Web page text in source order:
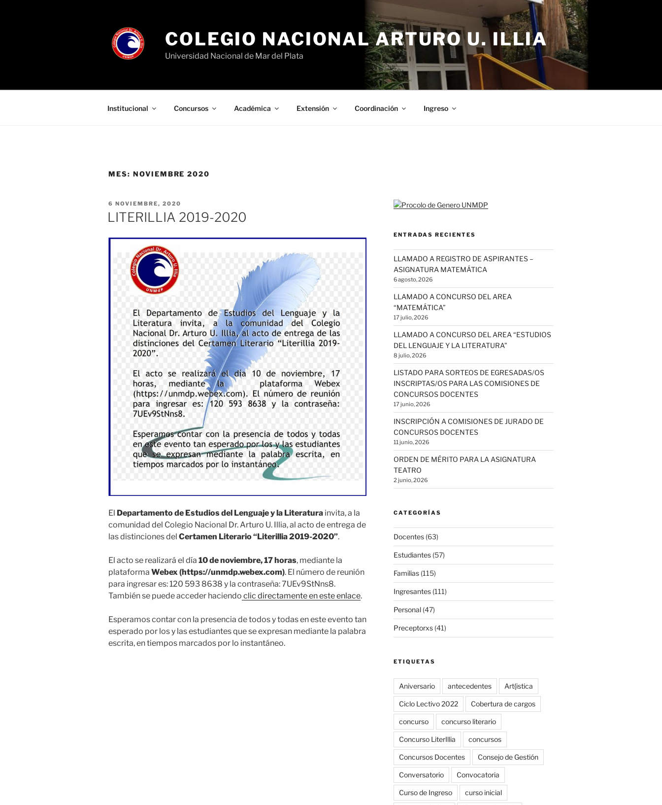
COLEGIO NACIONAL ARTURO U. ILLIA
Universidad Nacional de Mar del Plata
Institucional Concursos Académica Extensión Coordinación Ingreso
MES: NOVIEMBRE 2020
PUBLICADO
EL
6 NOVIEMBRE, 2020
LITERILLIA 2019-2020
El Departamento de Estudios del Lenguaje y la Literatura invita, a la
comunidad del Colegio Nacional Dr. Arturo U. Illia, al acto de entrega de
las distinciones del Certamen Literario “Literillia 2019-2020”.
El acto se realizará el día 10 de noviembre, 17 horas, mediante la
plataforma Webex(https://unmdp.webex.com). El número de reunión
para ingresar es: 120 593 8638 y la contraseña: 7UEv9StNns8.
También se puede acceder haciendo clic directamente en este enlace.
Esperamos contar con la presencia de todos y todas en este evento tan
esperado por los y las estudiantes que se expresan mediante la palabra
escrita, en tiempos marcados por lo instantáneo.
ENTRADAS RECIENTES
LLAMADO A REGISTRO DE ASPIRANTES –
ASIGNATURA MATEMÁTICA
6 agosto, 2026
LLAMADO A CONCURSO DEL AREA
“MATEMÁTICA”
17 julio, 2026
LLAMADO A CONCURSO DEL AREA “ESTUDIOS
DEL LENGUAJE Y LA LITERATURA”
8 julio, 2026
LISTADO PARA SORTEOS DE EGRESADAS/OS
INSCRIPTAS/OS PARA LAS COMISIONES DE
CONCURSOS DOCENTES
17 junio, 2026
INSCRIPCIÓN A COMISIONES DE JURADO DE
CONCURSOS DOCENTES
11 junio, 2026
ORDEN DE MÉRITO PARA LA ASIGNATURA
TEATRO
2 junio, 2026
CATEGORÍAS
Docentes(63)
Estudiantes(57)
Familias(115)
Ingresantes(111)
Personal(47)
Preceptorxs(41)
ETIQUETAS
Aniversario antecedentes Art{istica
Ciclo Lectivo 2022 Cobertura de cargos
concurso concurso literario
Concurso LiterIllia concursos
Concursos Docentes Consejo de Gestión
Conversatorio Convocatoria
Curso de Ingreso curso inicial